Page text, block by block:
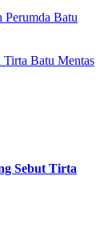
Batu
Batu Mentas
Sebut Tirta